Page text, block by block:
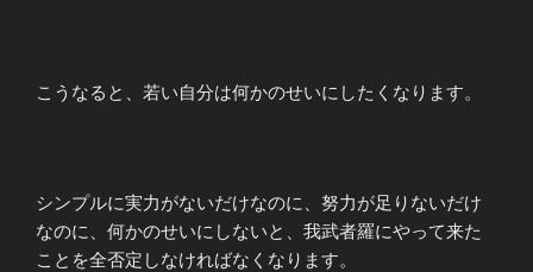
こうなると、若い自分は何かのせいにしたくなります。
シンプルに実力がないだけなのに、努力が足りないだけ
なのに、何かのせいにしないと、我武者羅にやって来た
ことを全否定しなければなくなります。